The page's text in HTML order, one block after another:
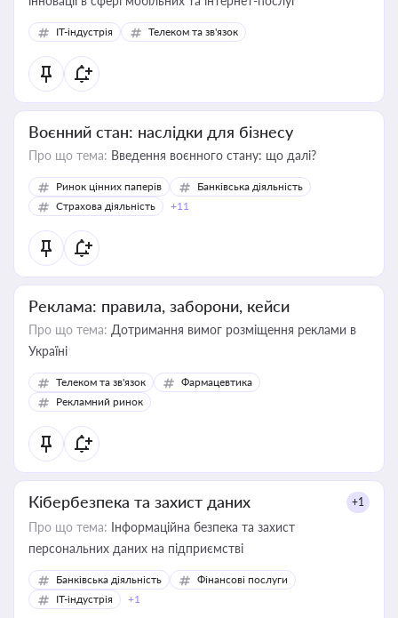
IT-індустрія Телеком та зв'язок
Воєнний стан: наслідки для бізнесу
Про що тема: Введення воєнного стану: що далі?
Ринок цінних паперів
Банківська діяльність
Страхова діяльність
+11
Реклама: правила, заборони, кейси
Про що тема: Дотримання вимог розміщення реклами в
Україні
Телеком та зв'язок
Фармацевтика
Рекламний ринок
Кібербезпека та захист даних +1
Про що тема: Інформаційна безпека та захист
персональних даних на підприємстві
Банківська діяльність
Фінансові послуги
IT-індустрія
+1